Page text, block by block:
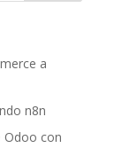
a
n8n
Odoo con